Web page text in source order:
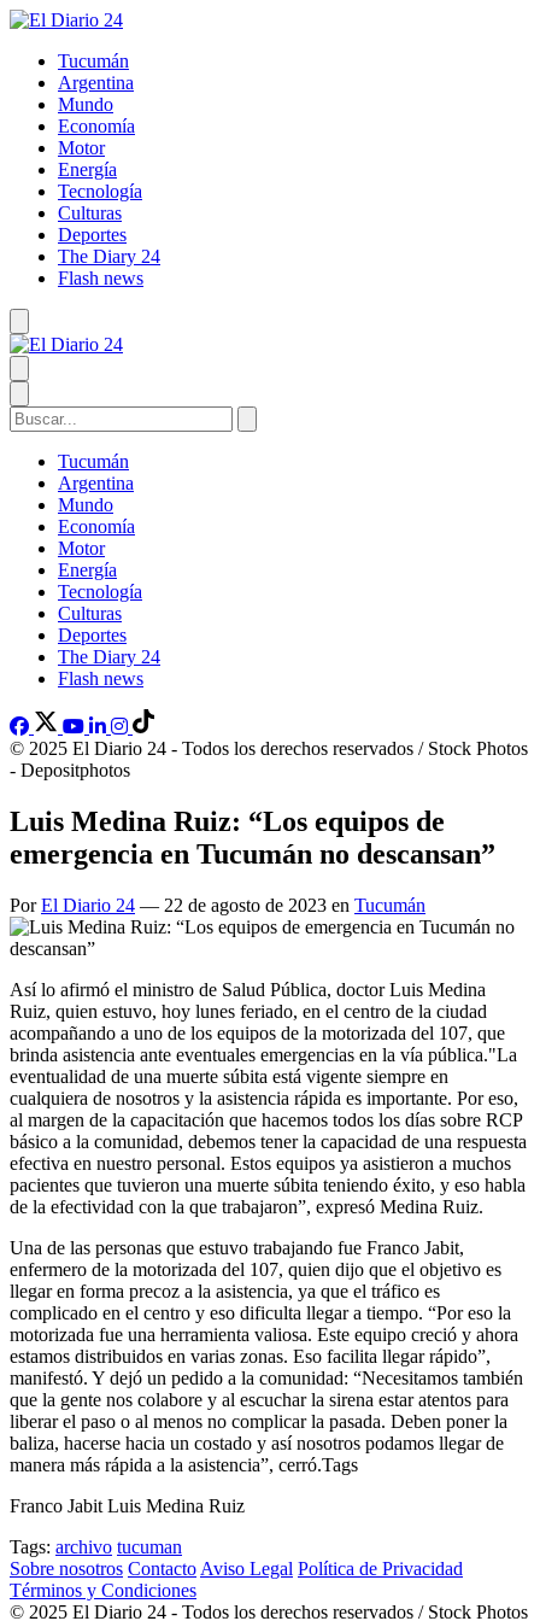
Tucumán
Argentina
Mundo
Economía
Motor
Energía
Tecnología
Culturas
Deportes
The Diary 24
Flash news
Tucumán
Argentina
Mundo
Economía
Motor
Energía
Tecnología
Culturas
Deportes
The Diary 24
Flash news
© 2025 El Diario 24 - Todos los derechos reservados / Stock Photos
- Depositphotos
Luis Medina Ruiz: “Los equipos de
emergencia en Tucumán no descansan”
PorEl Diario 24 — 22 de agosto de 2023 en Tucumán
Así lo afirmó el ministro de Salud Pública, doctor Luis Medina
Ruiz, quien estuvo, hoy lunes feriado, en el centro de la ciudad
acompañando a uno de los equipos de la motorizada del 107, que
brinda asistencia ante eventuales emergencias en la vía pública."La
eventualidad de una muerte súbita está vigente siempre en
cualquiera de nosotros y la asistencia rápida es importante. Por eso,
al margen de la capacitación que hacemos todos los días sobre RCP
básico a la comunidad, debemos tener la capacidad de una respuesta
efectiva en nuestro personal. Estos equipos ya asistieron a muchos
pacientes que tuvieron una muerte súbita teniendo éxito, y eso habla
de la efectividad con la que trabajaron”, expresó Medina Ruiz.
Una de las personas que estuvo trabajando fue Franco Jabit,
enfermero de la motorizada del 107, quien dijo que el objetivo es
llegar en forma precoz a la asistencia, ya que el tráfico es
complicado en el centro y eso dificulta llegar a tiempo. “Por eso la
motorizada fue una herramienta valiosa. Este equipo creció y ahora
estamos distribuidos en varias zonas. Eso facilita llegar rápido”,
manifestó. Y dejó un pedido a la comunidad: “Necesitamos también
que la gente nos colabore y al escuchar la sirena estar atentos para
liberar el paso o al menos no complicar la pasada. Deben poner la
baliza, hacerse hacia un costado y así nosotros podamos llegar de
manera más rápida a la asistencia”, cerró.Tags
Franco Jabit Luis Medina Ruiz
Tags: archivo tucuman
Sobre nosotros Contacto Aviso Legal Política de Privacidad
Términos y Condiciones
© 2025 El Diario 24 - Todos los derechos reservados / Stock Photos